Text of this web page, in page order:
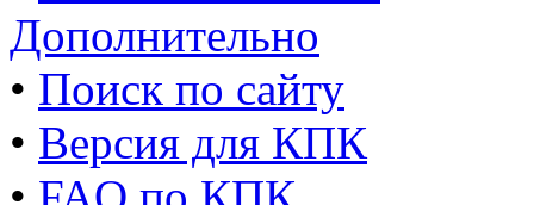
Дополнительно
• Поиск по сайту
• Версия для КПК